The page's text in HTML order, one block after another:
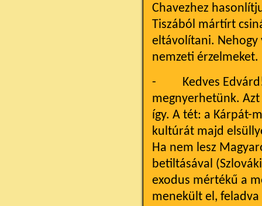
Chavezhez
Tiszából mártírt
eltávolítani. Nehogy
nemzeti érzelmeket.
- Kedves Edvárd!
megnyerhetünk.
így. A tét: a Kárpát-
kultúrát majd
Ha nem lesz
betiltásával
exodus mértékű a
menekült el,